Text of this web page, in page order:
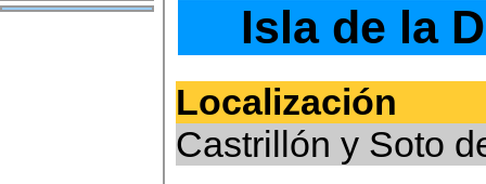
Isla de la
Localización
Castrillón y Soto